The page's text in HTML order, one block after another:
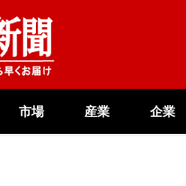
市場 産業 企業